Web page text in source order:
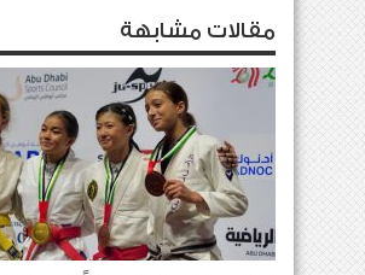
مقالات مشابهة